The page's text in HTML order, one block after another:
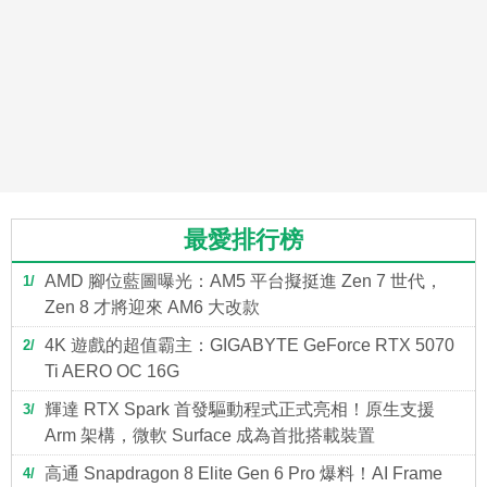
最愛排行榜
1
AMD 腳位藍圖曝光：AM5 平台擬挺進 Zen 7 世代，
Zen 8 才將迎來 AM6 大改款
2
4K 遊戲的超值霸主：GIGABYTE GeForce RTX 5070
Ti AERO OC 16G
3
輝達 RTX Spark 首發驅動程式正式亮相！原生支援
Arm 架構，微軟 Surface 成為首批搭載裝置
4 高通 Snapdragon 8 Elite Gen 6 Pro 爆料！AI Frame